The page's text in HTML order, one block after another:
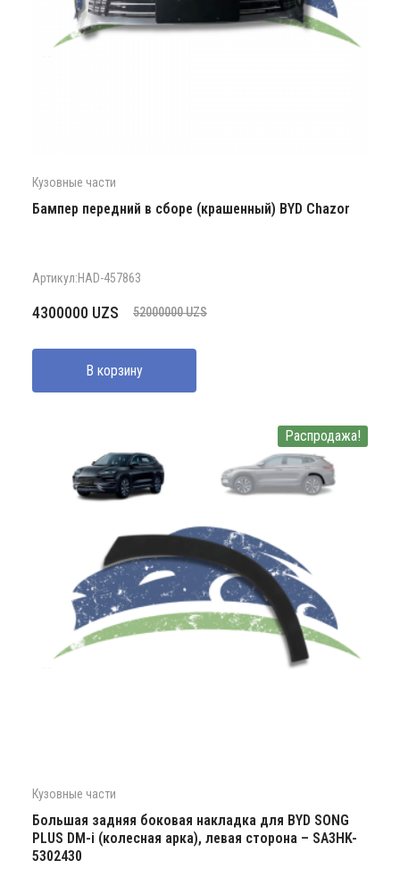
Кузовные части
Бампер передний в сборе (крашенный) BYD Chazor
Артикул:HAD-457863
52000000UZS
Первоначальная
составляла
52000000 UZS.
4300000 UZS
Текущая
4300000 UZS.
В корзину
Распродажа!
Кузовные части
Большая задняя боковая накладка для BYD SONG
PLUS DM-i (колесная арка), левая сторона – SA3HK-
5302430